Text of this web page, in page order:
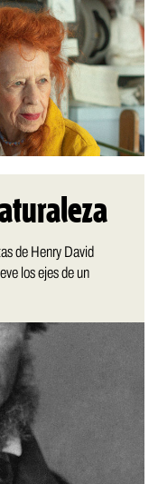
de Henry David
los ejes de un